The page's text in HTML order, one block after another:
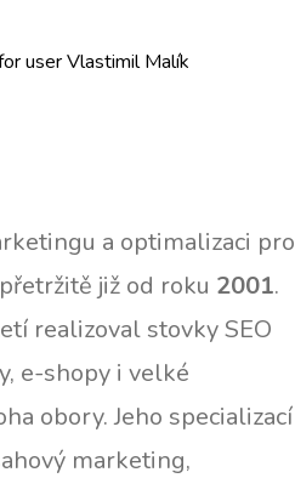
a optimalizaci pro
již od roku 2001.
realizoval stovky SEO
e-shopy i velké
obory. Jeho specializací
marketing,